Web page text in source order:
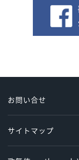
お問い合せ
サイトマップ